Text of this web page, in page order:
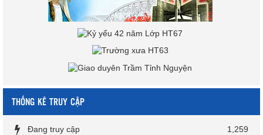
THỐNG KÊ TRUY CẬP
Đang truy cập
1,259